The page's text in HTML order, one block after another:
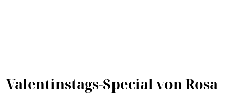
Valentinstags-Special von Rosa